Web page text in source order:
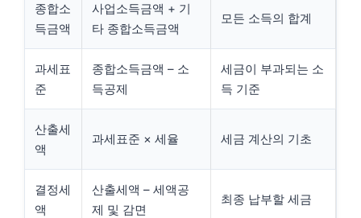
종합소
득금액
사업소득금액 + 기
타 종합소득금액
모든 소득의 합계
과세표
준
종합소득금액 – 소
득공제
세금이 부과되는 소
득 기준
산출세
액
과세표준 × 세율 세금 계산의 기초
결정세
액
산출세액 – 세액공
제 및 감면
최종 납부할 세금